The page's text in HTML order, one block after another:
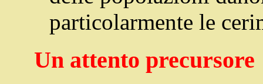
particolarmente le
Un attento precursore